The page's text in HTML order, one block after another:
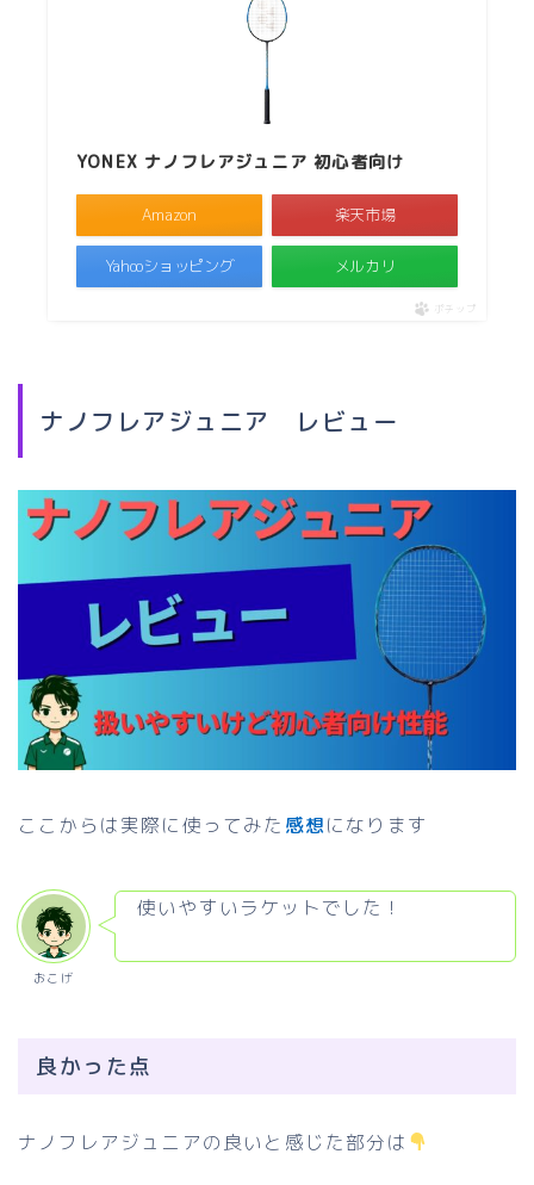
YONEX ナノフレアジュニア 初心者向け
Amazon 楽天市場
Yahooショッピング メルカリ
ポチップ
ナノフレアジュニア レビュー
ここからは実際に使ってみた 感想になります
おこげ
使いやすいラケットでした！
良かった点
ナノフレアジュニアの良いと感じた部分は